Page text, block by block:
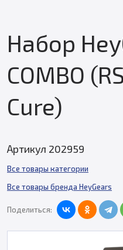
Набор
COMBO
Cure)
Артикул 202959
Все товары категории
Все товары бренда HeyGears
Поделиться: